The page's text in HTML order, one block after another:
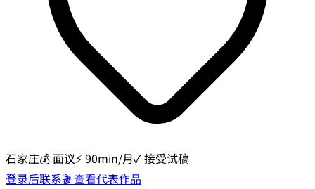
石家庄💰 面议⚡90min/月✓ 接受试稿
登录后联系🎬 查看代表作品